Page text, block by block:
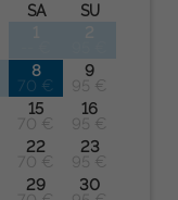
SA SU
8
70 €
9
95 €
15
70 €
16
95 €
22
70 €
23
95 €
29
30